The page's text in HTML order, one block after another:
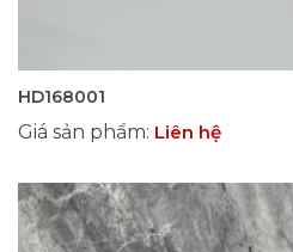
HD168001
Giá sản phẩm: Liên hệ